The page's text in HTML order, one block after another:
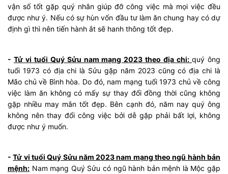
vận số tốt gặp quý nhân giúp đỡ công việc mà mọi việc đều
được như ý. Nếu có sự hùn vốn đầu tư làm ăn chung hay có dự
định gì thì nên tiến hành ắt sẽ hanh thông tốt đẹp.
- Tử vi tuổi Quý Sửu nam mạng 2023 theo địa chi:quý ông
tuổi 1973 có địa chi là Sửu gặp năm 2023 cũng có địa chi là
Mão chủ về Bình hòa. Do đó, nam mạng tuổi 1973 chủ về công
việc làm ăn không có mấy sự thay đổi đồng thời cũng không
gặp nhiều may mắn tốt đẹp. Bên cạnh đó, năm nay quý ông
không nên thay đổi công việc bởi dễ gặp phải bất lợi, không
được như ý muốn.
-Tử vi tuổi Quý Sửu năm 2023 nam mạng theo ngũ hành bản
mệnh: Nam mạng Quý Sửu có ngũ hành bản mệnh là Mộc gặp